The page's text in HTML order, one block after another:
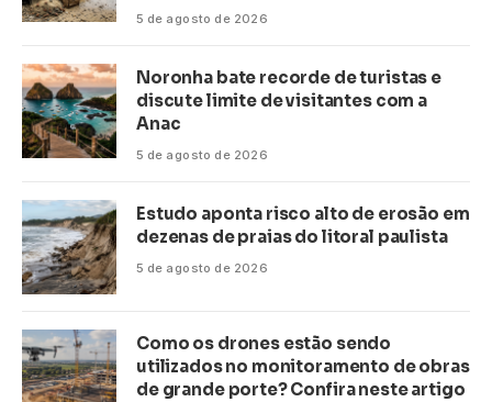
5 de agosto de 2026
Noronha bate recorde de turistas e
discute limite de visitantes com a
Anac
5 de agosto de 2026
Estudo aponta risco alto de erosão em
dezenas de praias do litoral paulista
5 de agosto de 2026
Como os drones estão sendo
utilizados no monitoramento de obras
de grande porte? Confira neste artigo